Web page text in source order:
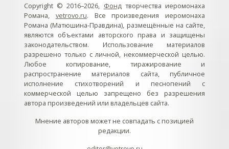
Copyright © 2016–2026, Фонд творчества иеромонаха
Романа, vetrovo.ru. Все произведения иеромонаха
Романа (Матюшина-Правдина), размещённые на сайте,
являются объектами авторского права и защищены
законодательством. Использование материалов
разрешено только с личной, некоммерческой целью.
Любое копирование, тиражирование и
распространение материалов сайта, публичное
исполнение стихотворений и песнопений с
коммерческой целью запрещено без разрешения
автора произведений или владельцев сайта.
Мнение авторов может не совпадать с позицией
редакции.